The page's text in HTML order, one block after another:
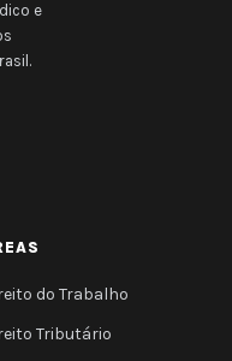
e
do Trabalho
Tributário